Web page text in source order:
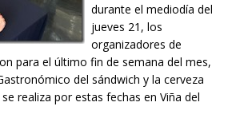
durante el mediodía del
jueves 21, los
organizadores de
para el último fin de semana del mes,
del sándwich y la cerveza
realiza por estas fechas en Viña del